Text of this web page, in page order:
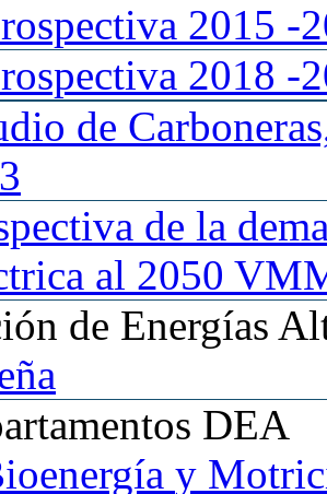
2015 -
2018 -
de
de la
al 2050
de Energías
DEA
y